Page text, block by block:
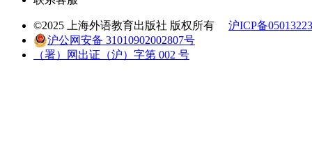
©2025 上海外语教育出版社 版权所有 沪ICP备
沪公网安备 31010902002807号
（署）网出证（沪）字第 002 号